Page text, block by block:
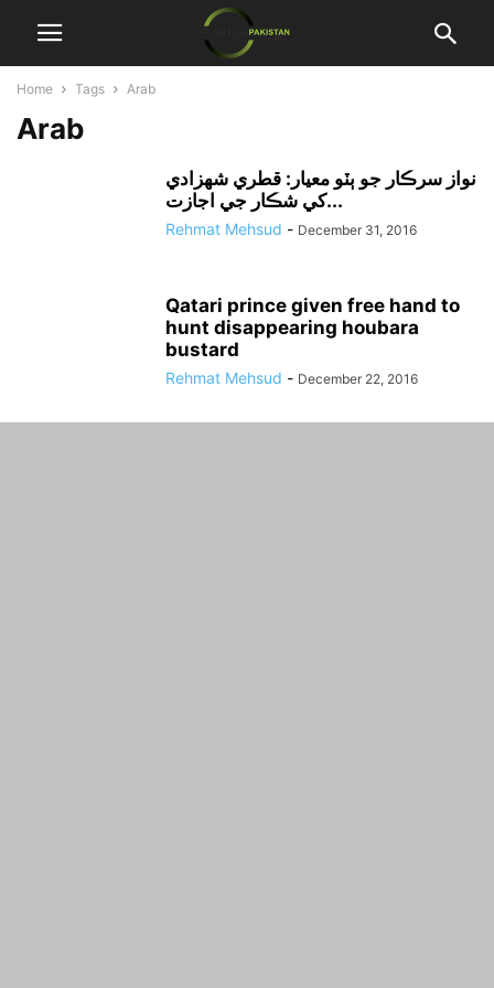
Home Tags Arab
Arab
نواز سرڪار جو ٻٽو معيار: قطري شهزادي
کي شڪار جي اجازت...
Rehmat Mehsud - December 31, 2016
Qatari prince given free hand to
hunt disappearing houbara
bustard
Rehmat Mehsud - December 22, 2016